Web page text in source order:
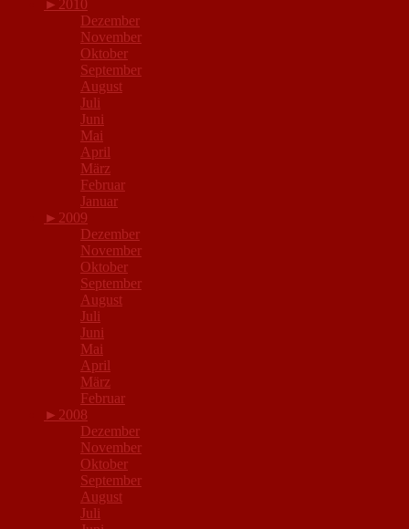
► 2010
Dezember
November
Oktober
September
August
Juli
Juni
Mai
April
März
Februar
Januar
► 2009
Dezember
November
Oktober
September
August
Juli
Juni
Mai
April
März
Februar
► 2008
Dezember
November
Oktober
September
August
Juli